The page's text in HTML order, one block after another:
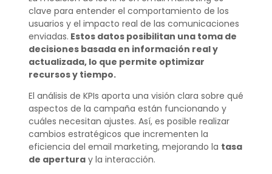
clave para entender el comportamiento de los
usuarios y el impacto real de las comunicaciones
enviadas. Estos datos posibilitan una toma de
decisiones basada en información real y
actualizada, lo que permite optimizar
recursos y tiempo.
El análisis de KPIs aporta una visión clara sobre qué
aspectos de la campaña están funcionando y
cuáles necesitan ajustes. Así, es posible realizar
cambios estratégicos que incrementen la
eficiencia del email marketing, mejorando la tasa
de aperturay la interacción.